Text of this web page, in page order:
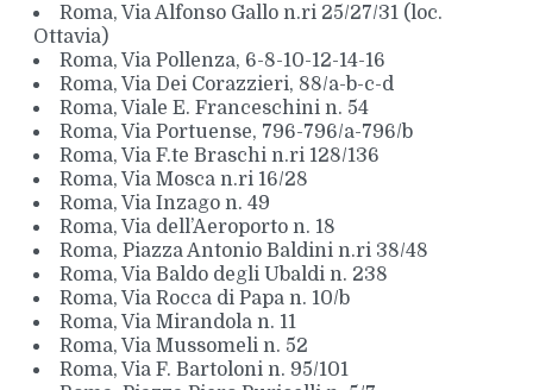
Roma, Via Alfonso Gallo n.ri 25/27/31 (loc.
Ottavia)
Roma, Via Pollenza, 6-8-10-12-14-16
Roma, Via Dei Corazzieri, 88/a-b-c-d
Roma, Viale E. Franceschini n. 54
Roma, Via Portuense, 796-796/a-796/b
Roma, Via F.te Braschi n.ri 128/136
Roma, Via Mosca n.ri 16/28
Roma, Via Inzago n. 49
Roma, Via dell’Aeroporto n. 18
Roma, Piazza Antonio Baldini n.ri 38/48
Roma, Via Baldo degli Ubaldi n. 238
Roma, Via Rocca di Papa n. 10/b
Roma, Via Mirandola n. 11
Roma, Via Mussomeli n. 52
Roma, Via F. Bartoloni n. 95/101